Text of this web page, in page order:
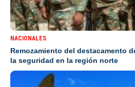
NACIONALES
Remozamiento del destacamento
la seguridad en la región norte